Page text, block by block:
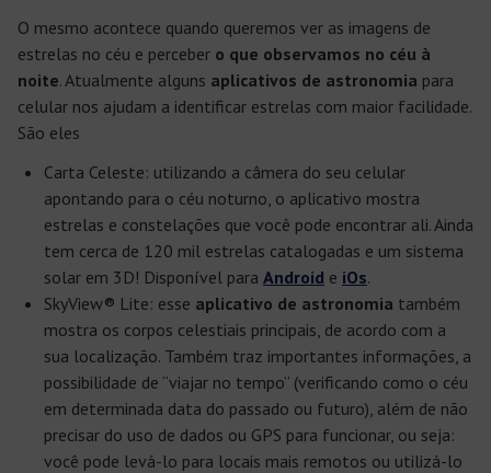
O mesmo acontece quando queremos ver as imagens de
estrelas no céu e perceber o que observamos no céu à
noite. Atualmente alguns aplicativos de astronomia para
celular nos ajudam a identificar estrelas com maior facilidade.
São eles
Carta Celeste: utilizando a câmera do seu celular
apontando para o céu noturno, o aplicativo mostra
estrelas e constelações que você pode encontrar ali. Ainda
tem cerca de 120 mil estrelas catalogadas e um sistema
solar em 3D! Disponível para Android e iOs.
SkyView® Lite: esse aplicativo de astronomia também
mostra os corpos celestiais principais, de acordo com a
sua localização. Também traz importantes informações, a
possibilidade de “viajar no tempo” (verificando como o céu
em determinada data do passado ou futuro), além de não
precisar do uso de dados ou GPS para funcionar, ou seja:
você pode levá-lo para locais mais remotos ou utilizá-lo